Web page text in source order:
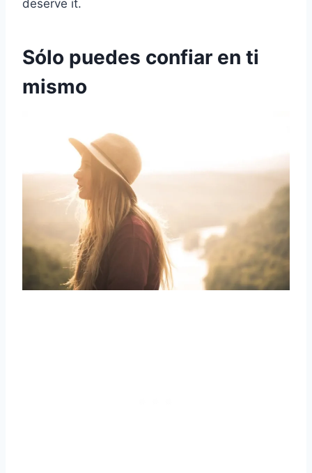
deserve it.
Sólo puedes confiar en ti
mismo